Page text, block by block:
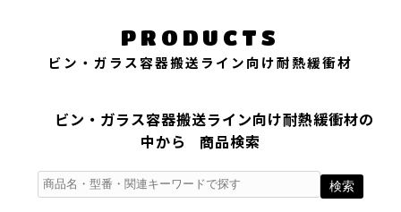
PRODUCTS
ビン・ガラス容器搬送ライン向け耐熱緩衝材
ビン・ガラス容器搬送ライン向け耐熱緩衝材の
中から
商品検索